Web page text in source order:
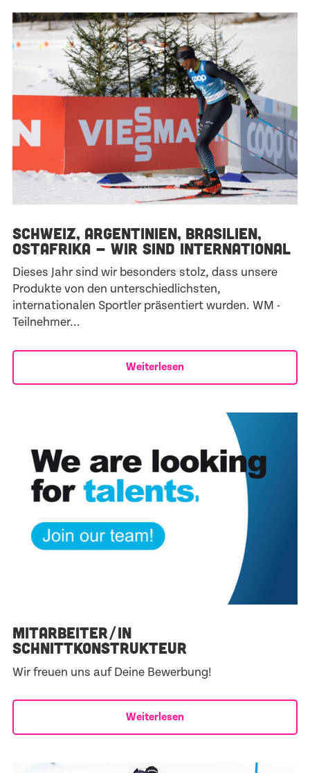
SCHWEIZ, ARGENTINIEN, BRASILIEN,
OSTAFRIKA - WIR SIND INTERNATIONAL
Dieses Jahr sind wir besonders stolz, dass unsere
Produkte von den unterschiedlichsten,
internationalen Sportler präsentiert wurden. WM -
Teilnehmer...
Weiterlesen
MITARBEITER/IN
SCHNITTKONSTRUKTEUR
Wir freuen uns auf Deine Bewerbung!
Weiterlesen